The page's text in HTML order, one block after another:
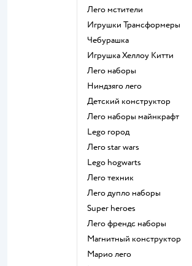
Лего мстители
Игрушки Трансформеры
Чебурашка
Игрушка Хеллоу Китти
Лего наборы
Ниндзяго лего
Детский конструктор
Лего наборы майнкрафт
Lego город
Лего star wars
Lego hogwarts
Лего техник
Лего дупло наборы
Super heroes
Лего френдс наборы
Магнитный конструктор
Марио лего